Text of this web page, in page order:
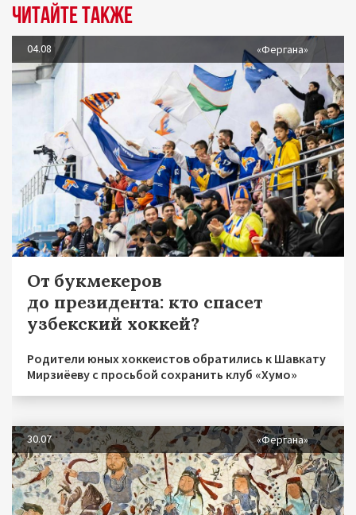
Читайте также
04.08 «Фергана»
От букмекеров
до президента: кто спасет
узбекский хоккей?
Родители юных хоккеистов обратились к Шавкату
Мирзиёеву с просьбой сохранить клуб «Хумо»
30.07 «Фергана»